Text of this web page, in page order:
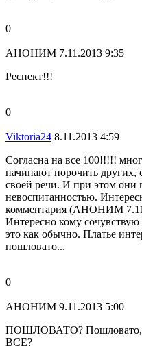
0
АНОНИМ 7.11.2013 9:35
Респект!!!
0
Viktoria24 8.11.2013 4:59
Согласна на все 100!!!!!
начинают порочить других,
своей речи. И при этом они
невоспитанностью.
комментария (АНОНИМ
Интересно кому сочувствую
это как обычно. Платье
пошловато...
0
АНОНИМ 9.11.2013 5:00
ПОШЛОВАТО? Пошловато,
ВСЕ?